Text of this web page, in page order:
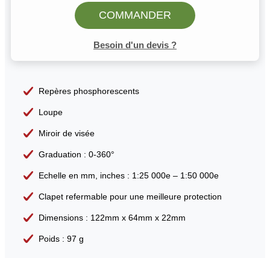
COMMANDER
Besoin d'un devis ?
Repères phosphorescents
Loupe
Miroir de visée
Graduation : 0-360°
Echelle en mm, inches : 1:25 000e – 1:50 000e
Clapet refermable pour une meilleure protection
Dimensions : 122mm x 64mm x 22mm
Poids : 97 g